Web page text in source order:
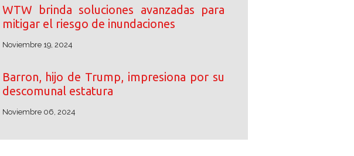
WTW brinda soluciones avanzadas para
mitigar el riesgo de inundaciones
Noviembre 19, 2024
Barron, hijo de Trump, impresiona por su
descomunal estatura
Noviembre 06, 2024